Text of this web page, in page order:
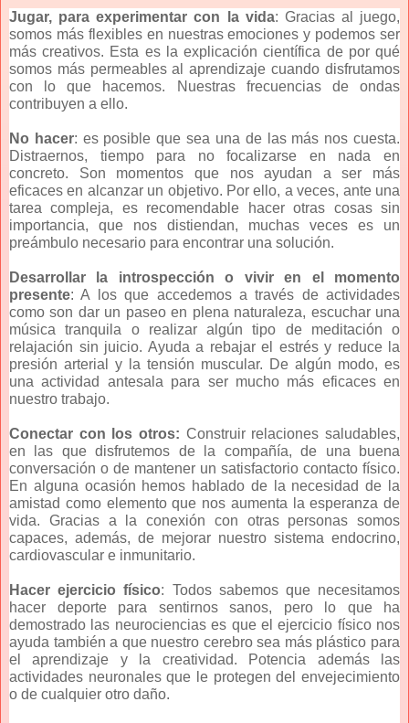
Jugar, para experimentar con la vida: Gracias al juego,
somos más flexibles en nuestras emociones y podemos ser
más creativos. Esta es la explicación científica de por qué
somos más permeables al aprendizaje cuando disfrutamos
con lo que hacemos. Nuestras frecuencias de ondas
contribuyen a ello.
No hacer: es posible que sea una de las más nos cuesta.
Distraernos, tiempo para no focalizarse en nada en
concreto. Son momentos que nos ayudan a ser más
eficaces en alcanzar un objetivo. Por ello, a veces, ante una
tarea compleja, es recomendable hacer otras cosas sin
importancia, que nos distiendan, muchas veces es un
preámbulo necesario para encontrar una solución.
Desarrollar la introspección o vivir en el momento
presente: A los que accedemos a través de actividades
como son dar un paseo en plena naturaleza, escuchar una
música tranquila o realizar algún tipo de meditación o
relajación sin juicio. Ayuda a rebajar el estrés y reduce la
presión arterial y la tensión muscular. De algún modo, es
una actividad antesala para ser mucho más eficaces en
nuestro trabajo.
Conectar con los otros: Construir relaciones saludables,
en las que disfrutemos de la compañía, de una buena
conversación o de mantener un satisfactorio contacto físico.
En alguna ocasión hemos hablado de la necesidad de la
amistad como elemento que nos aumenta la esperanza de
vida. Gracias a la conexión con otras personas somos
capaces, además, de mejorar nuestro sistema endocrino,
cardiovascular e inmunitario.
Hacer ejercicio físico: Todos sabemos que necesitamos
hacer deporte para sentirnos sanos, pero lo que ha
demostrado las neurociencias es que el ejercicio físico nos
ayuda también a que nuestro cerebro sea más plástico para
el aprendizaje y la creatividad. Potencia además las
actividades neuronales que le protegen del envejecimiento
o de cualquier otro daño.